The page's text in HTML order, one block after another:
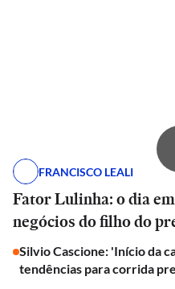
FRANCISCO LEALI
Fator Lulinha: o dia
negócios do filho do
Silvio Cascione: 'Início da
tendências para corrida